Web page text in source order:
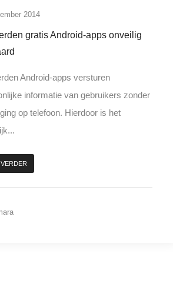
2014
gratis Android-apps onveilig
Android-apps versturen
informatie van gebruikers zonder
op telefoon. Hierdoor is het